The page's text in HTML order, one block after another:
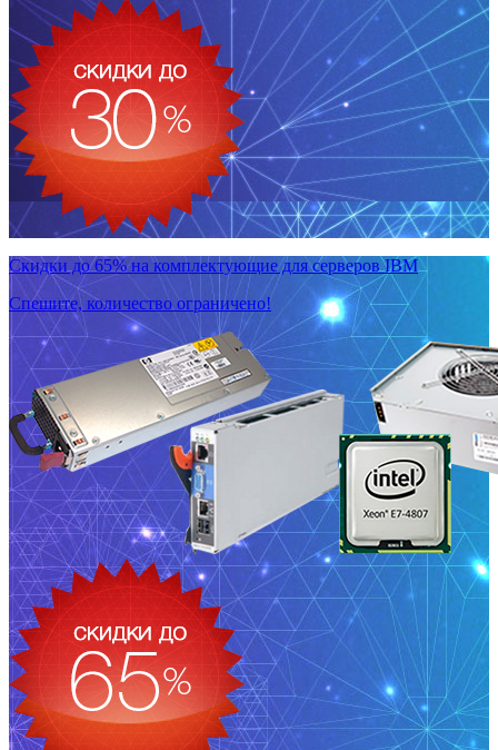
Скидки до 65% на комплектующие для серверов IBM
Спешите, количество ограничено!